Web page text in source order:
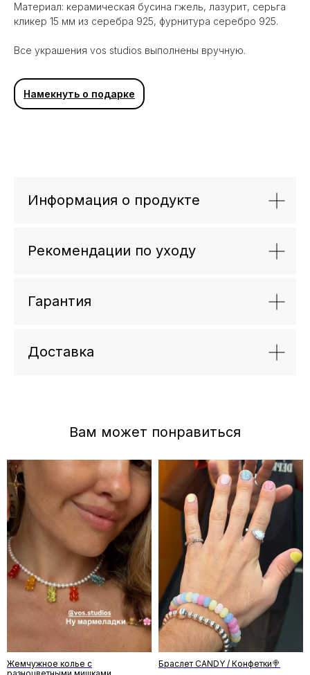
Материал: керамическая бусина гжель, лазурит, серьга
кликер 15 мм из серебра 925, фурнитура серебро 925.
Все украшения vos studios выполнены вручную.
Намекнуть о подарке
Информация о продукте
Рекомендации по уходу
Гарантия
Доставка
Вам может понравиться
Жемчужное колье с
Браслет CANDY / Конфетки🍭
Отзывы →